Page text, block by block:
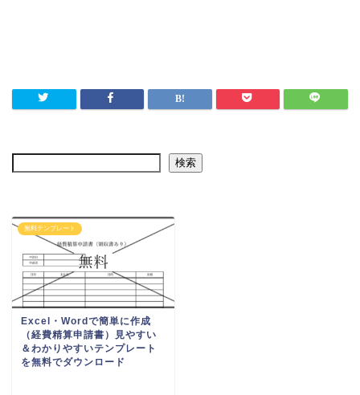
検索
無料テンプレート
Excel・Wordで簡単に作成
（経費精算申請書）見やすい
＆わかりやすいテンプレート
を無料でダウンロード